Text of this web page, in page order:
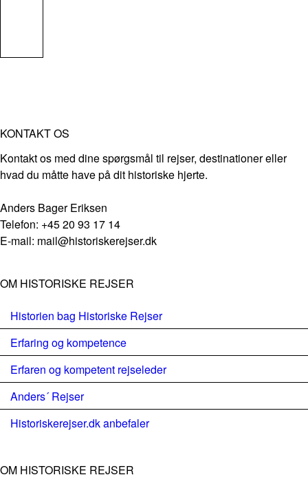
KONTAKT OS
Kontakt os med dine spørgsmål til rejser, destinationer eller
hvad du måtte have på dit historiske hjerte.
Anders Bager Eriksen
Telefon: +45 20 93 17 14
E-mail: mail@historiskerejser.dk
OM HISTORISKE REJSER
Historien bag Historiske Rejser
Erfaring og kompetence
Erfaren og kompetent rejseleder
Anders´ Rejser
Historiskerejser.dk anbefaler
OM HISTORISKE REJSER